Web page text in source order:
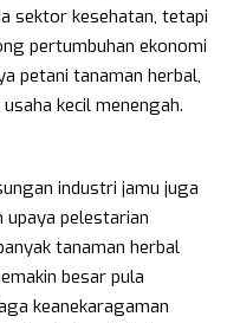
sektor kesehatan, tetapi
pertumbuhan ekonomi
petani tanaman herbal,
kecil menengah.
industri jamu juga
pelestarian
tanaman herbal
besar pula
keanekaragaman